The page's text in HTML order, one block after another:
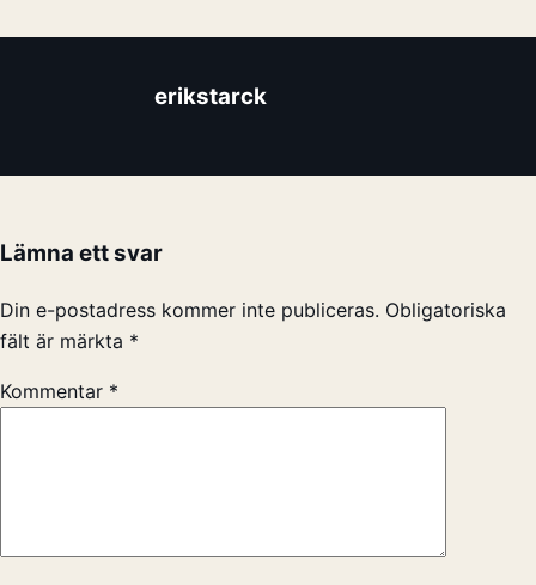
erikstarck
Lämna ett svar
Din e-postadress kommer inte publiceras. Obligatoriska
fält är märkta *
Kommentar *